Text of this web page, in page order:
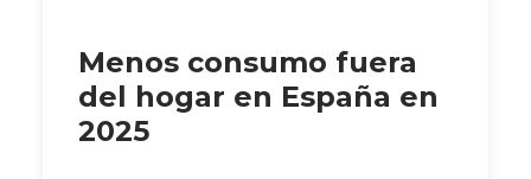
Menos consumo fuera
del hogar en España en
2025